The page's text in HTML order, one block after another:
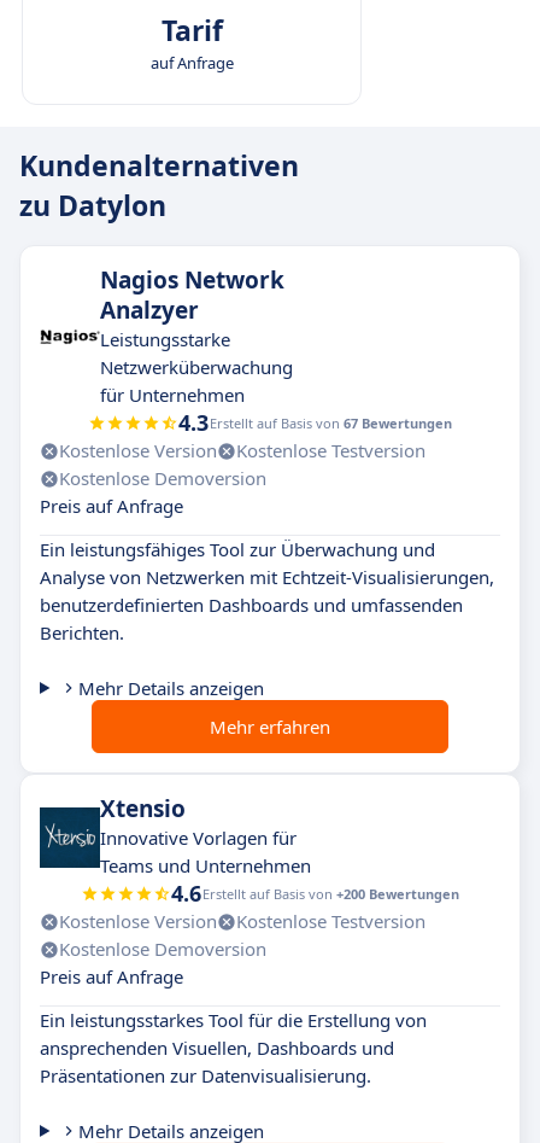
Tarif
auf Anfrage
Kundenalternativen
zu Datylon
Nagios Network
Analzyer
Leistungsstarke
Netzwerküberwachung
für Unternehmen
4.3Erstellt auf Basis von 67 Bewertungen
Kostenlose Version
Kostenlose Testversion
Kostenlose Demoversion
Preis auf Anfrage
Ein leistungsfähiges Tool zur Überwachung und
Analyse von Netzwerken mit Echtzeit-Visualisierungen,
benutzerdefinierten Dashboards und umfassenden
Berichten.
Mehr Details anzeigen
Mehr erfahren
Xtensio
Innovative Vorlagen für
Teams und Unternehmen
4.6Erstellt auf Basis von +200 Bewertungen
Kostenlose Version
Kostenlose Testversion
Kostenlose Demoversion
Preis auf Anfrage
Ein leistungsstarkes Tool für die Erstellung von
ansprechenden Visuellen, Dashboards und
Präsentationen zur Datenvisualisierung.
Mehr Details anzeigen